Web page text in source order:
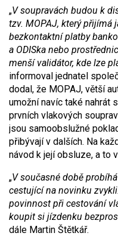
„V soupravách budou k
tzv. MOPAJ, který přijímá
bezkontaktní platby
a ODISka nebo
menší validátor, kde lze
informoval jednatel
dodal, že MOPAJ, větší
umožní navíc také nahrát
prvních vlakových
jsou samoobslužné
přibývají v dalších. Na
návod k její obsluze, a to
„V současné době
cestující na novinku
povinnost při cestování
koupit si jízdenku
dále Martin Štětkář.